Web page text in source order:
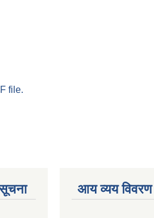
file.
आय व्यय विवरण